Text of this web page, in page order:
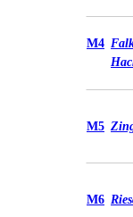
Tram
M4
Tram
M5
Tram
M6